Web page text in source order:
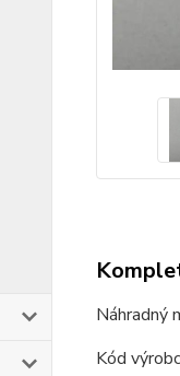
Náhradný
Kód